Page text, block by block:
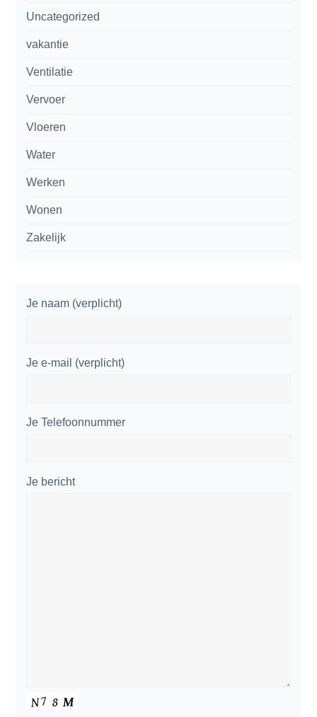
Uncategorized
vakantie
Ventilatie
Vervoer
Vloeren
Water
Werken
Wonen
Zakelijk
Je naam (verplicht)
Je e-mail (verplicht)
Je Telefoonnummer
Je bericht